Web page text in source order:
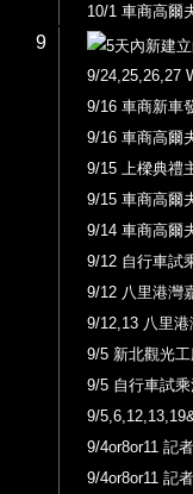
10/1 車商高爾
9
9/24,25,26,27
9/16 車商新車
9/16 車商高爾
9/15 上樑典禮
9/15 車商高爾
9/14 車商高爾
9/12 自行車試
9/12 八里港灣
9/12,13 八里
9/5 新北觀光
9/5 自行車試
9/
9/4or8or11 記
9/4or8or11 記